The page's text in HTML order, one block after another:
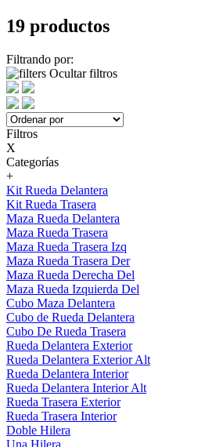
19 productos
Filtrando por:
Ocultar filtros
Filtros
X
Categorías
+
Kit Rueda Delantera
Kit Rueda Trasera
Maza Rueda Delantera
Maza Rueda Trasera
Maza Rueda Trasera Izq
Maza Rueda Trasera Der
Maza Rueda Derecha Del
Maza Rueda Izquierda Del
Cubo Maza Delantera
Cubo de Rueda Delantera
Cubo De Rueda Trasera
Rueda Delantera Exterior
Rueda Delantera Exterior Alt
Rueda Delantera Interior
Rueda Delantera Interior Alt
Rueda Trasera Exterior
Rueda Trasera Interior
Doble Hilera
Una Hilera